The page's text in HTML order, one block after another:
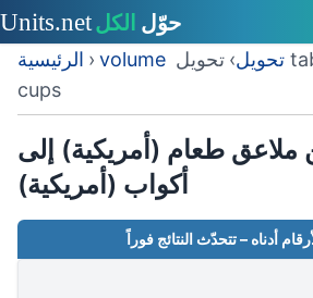
الرئيسية › volume تحويل› تحويل tablespoons إلى
cups
طعام (أمريكية) إلى
أكواب (أمريكية)
أدناه – تتحدّث النتائج فوراً